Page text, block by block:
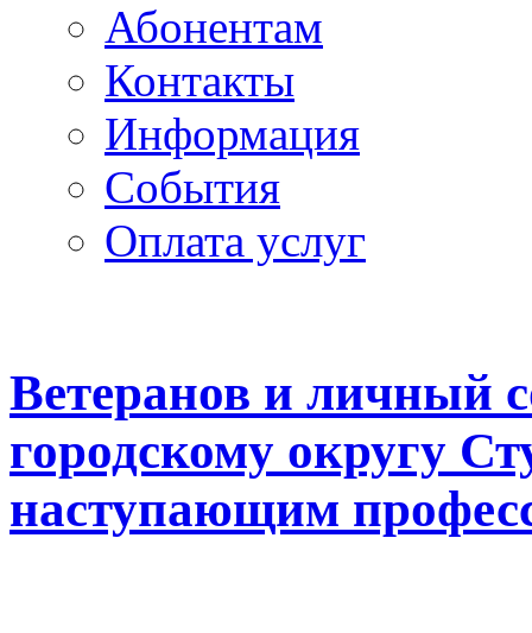
Абонентам
Контакты
Информация
Cобытия
Оплата услуг
Ветеранов и личный
городскому округу
наступающим